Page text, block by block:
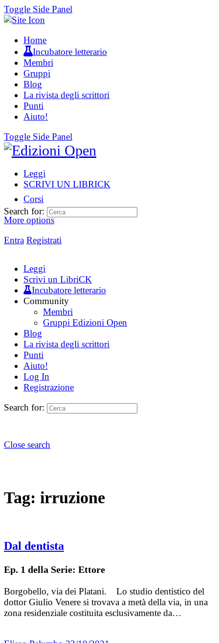
Toggle Side Panel
Home
Incubatore letterario
Membri
Gruppi
Blog
La rivista degli scrittori
Punti
Aiuto!
Toggle Side Panel
Leggi
SCRIVI UN LIBRICK
Corsi
More options
Entra Registrati
Search for:
Leggi
Scrivi un LibriCK
Incubatore letterario
Community
Membri
Gruppi Edizioni Open
Blog
La rivista degli scrittori
Punti
Aiuto!
Log In
Registrazione
Search for:
Close search
Tag: irruzione
Dal dentista
Ep. 1 della Serie: Ettore
Borgobello, via dei Platani. Lo studio dentistico del
dottor Giulio Venere si trovava a metà della via, in una
zona residenziale costituita esclusivamente da…